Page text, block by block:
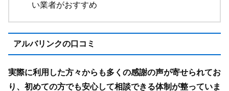
い業者がおすすめ
アルバリンクの口コミ
実際に利用した方々からも多くの感謝の声が寄せられてお
り、初めての方でも安心して相談できる体制が整っていま